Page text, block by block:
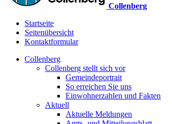
Collenberg
Startseite
Seitenübersicht
Kontaktformular
Collenberg
Collenberg stellt sich vor
Gemeindeportrait
So erreichen Sie uns
Einwohnerzahlen und Fakten
Aktuell
Aktuelle Meldungen